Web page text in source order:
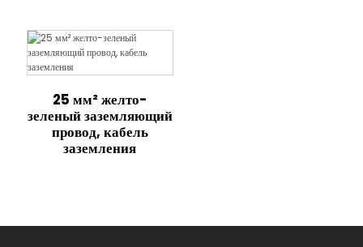
25 мм² желто-
зеленый заземляющий
провод, кабель
заземления